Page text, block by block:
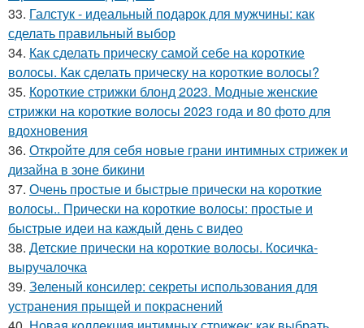
33. Галстук - идеальный подарок для мужчины: как
сделать правильный выбор
34. Как сделать прическу самой себе на короткие
волосы. Как сделать прическу на короткие волосы?
35. Короткие стрижки блонд 2023. Модные женские
стрижки на короткие волосы 2023 года и 80 фото для
вдохновения
36. Откройте для себя новые грани интимных стрижек и
дизайна в зоне бикини
37. Очень простые и быстрые прически на короткие
волосы.. Прически на короткие волосы: простые и
быстрые идеи на каждый день с видео
38. Детские прически на короткие волосы. Косичка-
выручалочка
39. Зеленый консилер: секреты использования для
устранения прыщей и покраснений